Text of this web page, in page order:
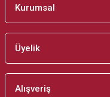
Kurumsal
Üyelik
Alışveriş